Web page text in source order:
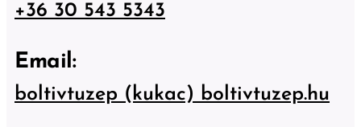
+36 30 543 5343
Email:
boltivtuzep (kukac) boltivtuzep.hu